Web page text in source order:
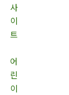
사
이
트
어
린
이